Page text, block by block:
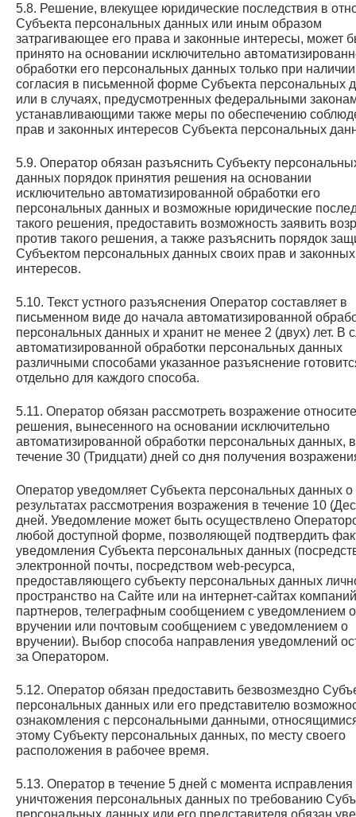
5.8. Решение, влекущее юридические последствия в
Субъекта персональных данных или иным образом
затрагивающее его права и законные интересы, может
принято на основании исключительно
обработки его персональных данных только при наличии
согласия в письменной форме Субъекта персональных
или в случаях, предусмотренных федеральными
устанавливающими также меры по обеспечению
прав и законных интересов Субъекта персональных
5.9. Оператор обязан разъяснить Субъекту
данных порядок принятия решения на основании
исключительно автоматизированной обработки его
персональных данных и возможные юридические
такого решения, предоставить возможность заявить
против такого решения, а также разъяснить порядок
Субъектом персональных данных своих прав и законных
интересов.
5.10. Текст устного разъяснения Оператор составляет в
письменном виде до начала автоматизированной
персональных данных и хранит не менее 2 (двух) лет. В
автоматизированной обработки персональных данных
различными способами указанное разъяснение
отдельно для каждого способа.
5.11. Оператор обязан рассмотреть возражение
решения, вынесенного на основании исключительно
автоматизированной обработки персональных данных, в
течение 30 (Тридцати) дней со дня получения
Оператор уведомляет Субъекта персональных данных о
результатах рассмотрения возражения в течение 10
дней. Уведомление может быть осуществлено
любой доступной форме, позволяющей подтвердить
уведомления Субъекта персональных данных
электронной почты, посредством web-ресурса,
предоставляющего субъекту персональных данных
пространство на Сайте или на интернет-сайтах
партнеров, телеграфным сообщением с уведомлением о
вручении или почтовым сообщением с уведомлением о
вручении). Выбор способа направления уведомлений
за Оператором.
5.12. Оператор обязан предоставить безвозмездно
персональных данных или его представителю
ознакомления с персональными данными,
этому Субъекту персональных данных, по месту своего
расположения в рабочее время.
5.13. Оператор в течение 5 дней с момента исправления
уничтожения персональных данных по требованию
персональных данных или его представителя обязан